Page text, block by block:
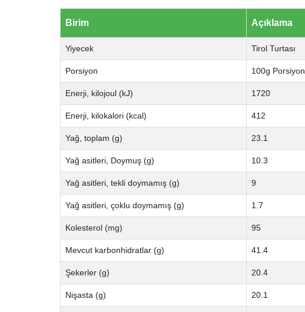
Birim Açıklama
Yiyecek Tirol Turtası
Porsiyon 100g Porsiyon
Enerji, kilojoul (kJ) 1720
Enerji, kilokalori (kcal) 412
Yağ, toplam (g) 23.1
Yağ asitleri, Doymuş (g) 10.3
Yağ asitleri, tekli doymamış (g) 9
Yağ asitleri, çoklu doymamış (g) 1.7
Kolesterol (mg) 95
Mevcut karbonhidratlar (g) 41.4
Şekerler (g) 20.4
Nişasta (g) 20.1